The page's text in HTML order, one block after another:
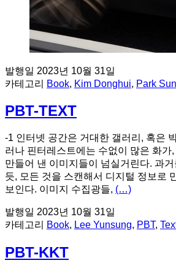
발행일 2023년 10월 31일
카테고리
Book, Kim Donghui, Park
PBT-TEXT
-1 인터넷 공간은 거대한 갤러리, 혹은
러나 핀터레스트에는 수없이 많은 화가,
만들어 낸 이미지들이 넘실거린다. 과
듯, 모든 것을 스캔해서 디지털 정보로
보인다. 이미지 수집광들, (…)
발행일 2023년 10월 31일
카테고리
Book, Lee Yunsung, PBT,
PBT-KKT